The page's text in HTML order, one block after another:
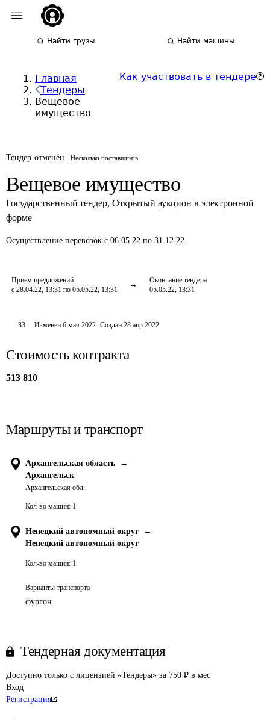
Найти грузы Найти машины
Главная
Тендеры
Вещевое
имущество
Как участвовать в тендере
Тендер отменён Несколько поставщиков
Вещевое имущество
Государственный тендер, Открытый аукцион в электронной
форме
Осуществление перевозок с 06.05.22 по 31.12.22
Приём предложений
с 28.04.22, 13:31 по 05.05.22, 13:31
Окончание тендера
05.05.22, 13:31
33 Изменён6 мая 2022. Создан 28 апр 2022
Стоимость контракта
513 810
Маршруты и транспорт
Архангельская область
→
Архангельск
Архангельская обл.
Кол-во машин: 1
Ненецкий автономный округ
→
Ненецкий автономный округ
Кол-во машин: 1
Варианты транспорта
фургон
Тендерная документация
Доступно только с лицензией «Тендеры» за 750 ₽ в мес
Вход
Регистрация